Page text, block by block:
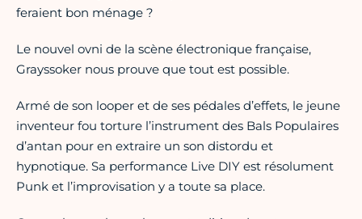
feraient bon ménage ?
Le nouvel ovni de la scène électronique française,
Grayssoker nous prouve que tout est possible.
Armé de son looper et de ses pédales d’effets, le jeune
inventeur fou torture l’instrument des Bals Populaires
d’antan pour en extraire un son distordu et
hypnotique. Sa performance Live DIY est résolument
Punk et l’improvisation y a toute sa place.